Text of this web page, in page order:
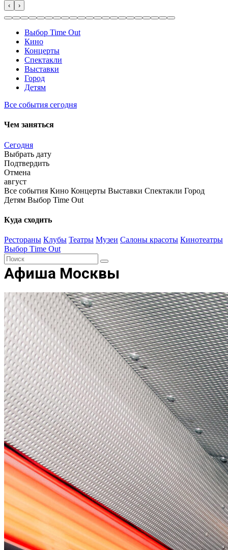
‹ ›
Выбор Time Out
Кино
Концерты
Спектакли
Выставки
Город
Детям
Все события сегодня
Чем заняться
Сегодня
Выбрать дату
Подтвердить
Отмена
август
6
ЧТ
7
ПТ
8
СБ
9
ВС
10
ПН
11
ВТ
12
СР
13
ЧТ
14 15 16 17 18 19 20 21 22 23 24
Все события Кино Концерты Выставки Спектакли Город
Детям Выбор Time Out
Куда сходить
Рестораны Клубы Театры Музеи Салоны красоты Кинотеатры
Выбор Тime Оut
Афиша Москвы